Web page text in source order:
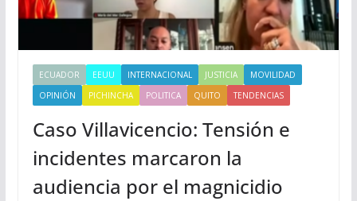
ECUADOR EEUU INTERNACIONAL JUSTICIA
MOVILIDAD
OPINIÓN
PICHINCHA POLITICA QUITO TENDENCIAS
Caso Villavicencio: Tensión e
incidentes marcaron la
audiencia por el magnicidio